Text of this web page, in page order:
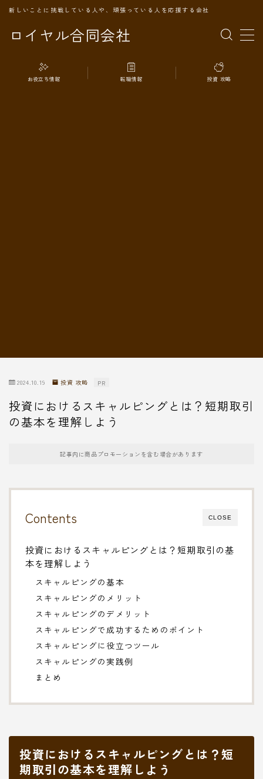
ロイヤル合同会社
新しいことに挑戦している人や、頑張っている人を応援する会社
MENU
TOPページ
お役立ち情報 転職情報 投資 攻略
2024.10.19 投資 攻略 PR
投資におけるスキャルピングとは？短期取引
の基本を理解しよう
記事内に商品プロモーションを含む場合があります
CLOSE
Contents
投資におけるスキャルピングとは？短期取引の基
本を理解しよう
スキャルピングの基本
スキャルピングのメリット
スキャルピングのデメリット
スキャルピングで成功するためのポイント
スキャルピングに役立つツール
スキャルピングの実践例
まとめ
投資におけるスキャルピングとは？短
期取引の基本を理解しよう